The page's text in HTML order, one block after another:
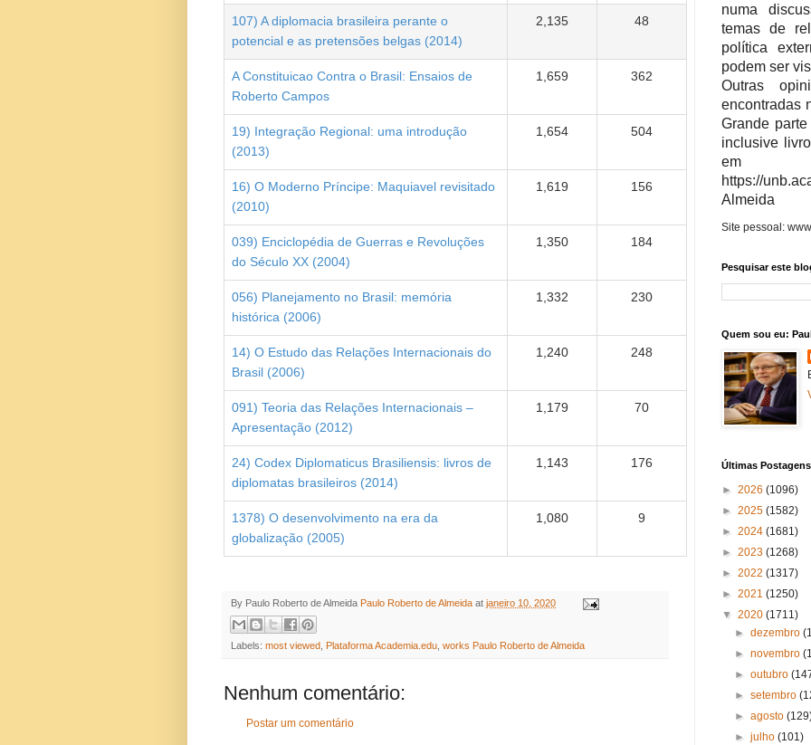
107) A diplomacia brasileira perante o
potencial e as pretensões belgas (2014)
2,135 48
A Constituicao Contra o Brasil: Ensaios de
Roberto Campos
1,659 362
19) Integração Regional: uma introdução
(2013)
1,654 504
16) O Moderno Príncipe: Maquiavel revisitado
(2010)
1,619 156
039) Enciclopédia de Guerras e Revoluções
do Século XX (2004)
1,350 184
056) Planejamento no Brasil: memória
histórica (2006)
1,332 230
14) O Estudo das Relações Internacionais do
Brasil (2006)
1,240 248
091) Teoria das Relações Internacionais –
Apresentação (2012)
1,179 70
24) Codex Diplomaticus Brasiliensis: livros de
diplomatas brasileiros (2014)
1,143 176
1378) O desenvolvimento na era da
globalização (2005)
1,080 9
By Paulo Roberto de Almeida Paulo Roberto de Almeida at janeiro 10, 2020
Labels: most viewed, Plataforma Academia.edu, works Paulo Roberto de Almeida
Nenhum comentário:
Postar um comentário
numa
temas de
política
podem ser
Outras
encontradas
Grande
inclusive
em
https://
Almeida
Site pessoal:
Pesquisar este
Quem sou eu:
Últimas
► 2026 (1096)
► 2025 (1582)
► 2024 (1681)
► 2023 (1268)
► 2022 (1317)
► 2021 (1250)
▼ 2020 (1711)
►dezembro
►novembro
►outubro
►setembro
►agosto
►julho(101)